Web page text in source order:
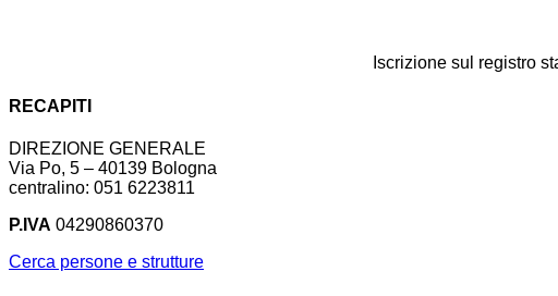
Iscrizione sul registro
RECAPITI
DIREZIONE GENERALE
Via Po, 5 – 40139 Bologna
centralino: 051 6223811
P.IVA 04290860370
Cerca persone e strutture